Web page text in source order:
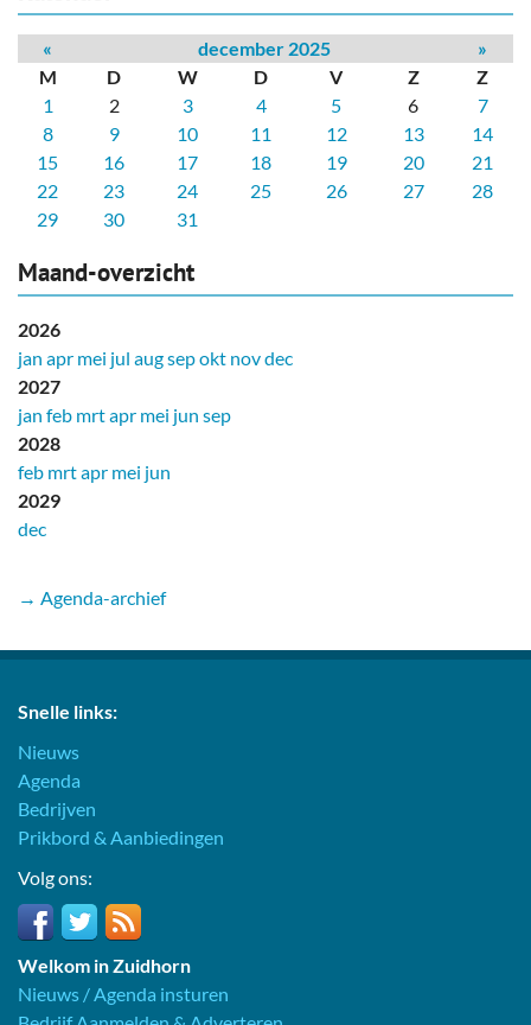
« december 2025
»
M
D W D V Z
Z
1
2 3 4 5 6
7
8
9 10 11 12 13
14
15
16 17 18 19 20
21
22
23 24 25 26 27
28
29
30 31
Maand-overzicht
2026
jan apr mei jul augsepokt novdec
2027
jan feb mrtapr mei jun sep
2028
feb mrtapr mei jun
2029
dec
→ Agenda-archief
Snelle links:
Nieuws
Agenda
Bedrijven
Prikbord & Aanbiedingen
Volg ons:
Welkom in Zuidhorn
Nieuws / Agenda insturen